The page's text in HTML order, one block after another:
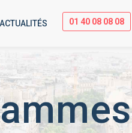
ACTUALITÉS 01 40 08 08 08